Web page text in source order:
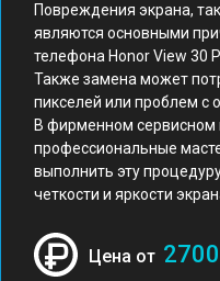
Повреждения экрана,
являются основными
телефона Honor View 30
Также замена может
пикселей или проблем с
В фирменном сервисном
профессиональные
выполнить эту
четкости и яркости
Цена от 2700